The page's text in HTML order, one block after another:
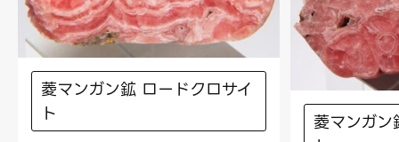
菱マンガン鉱 ロードクロサイ
ト
菱マンガ